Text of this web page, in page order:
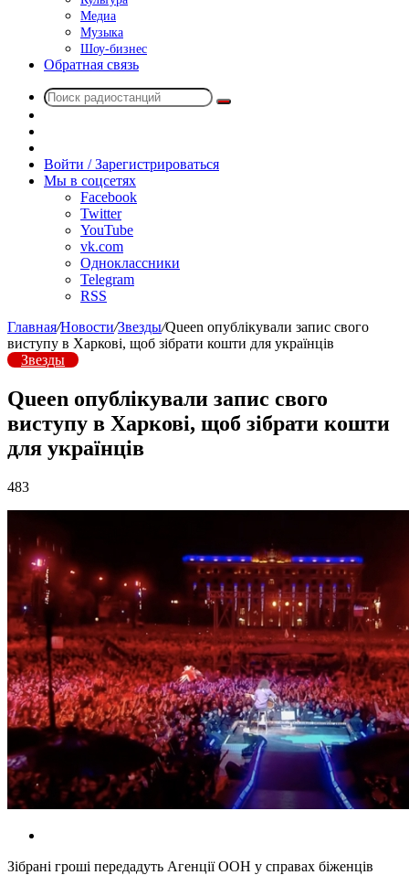
Медиа
Музыка
Шоу-бизнес
Обратная связь
Поиск
радио
Войти / Зарегистрироваться
Мы в соцсетях
Facebook
Twitter
YouTube
vk.com
Одноклассники
Telegram
RSS
Главная/Новости/Звезды/Queen опублікували запис свого
виступу в Харкові, щоб зібрати кошти для українців
Звезды
Queen опублікували запис свого
виступу в Харкові, щоб зібрати кошти
для українців
483
Зібрані гроші передадуть Агенції ООН у справах біженців